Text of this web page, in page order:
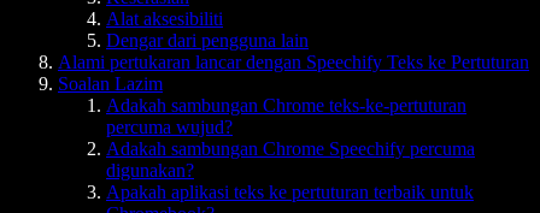
Alat aksesibiliti
Dengar dari pengguna lain
Alami pertukaran lancar dengan Speechify Teks ke Pertuturan
Soalan Lazim
Adakah sambungan Chrome teks-ke-pertuturan
percuma wujud?
Adakah sambungan Chrome Speechify percuma
digunakan?
Apakah aplikasi teks ke pertuturan terbaik untuk